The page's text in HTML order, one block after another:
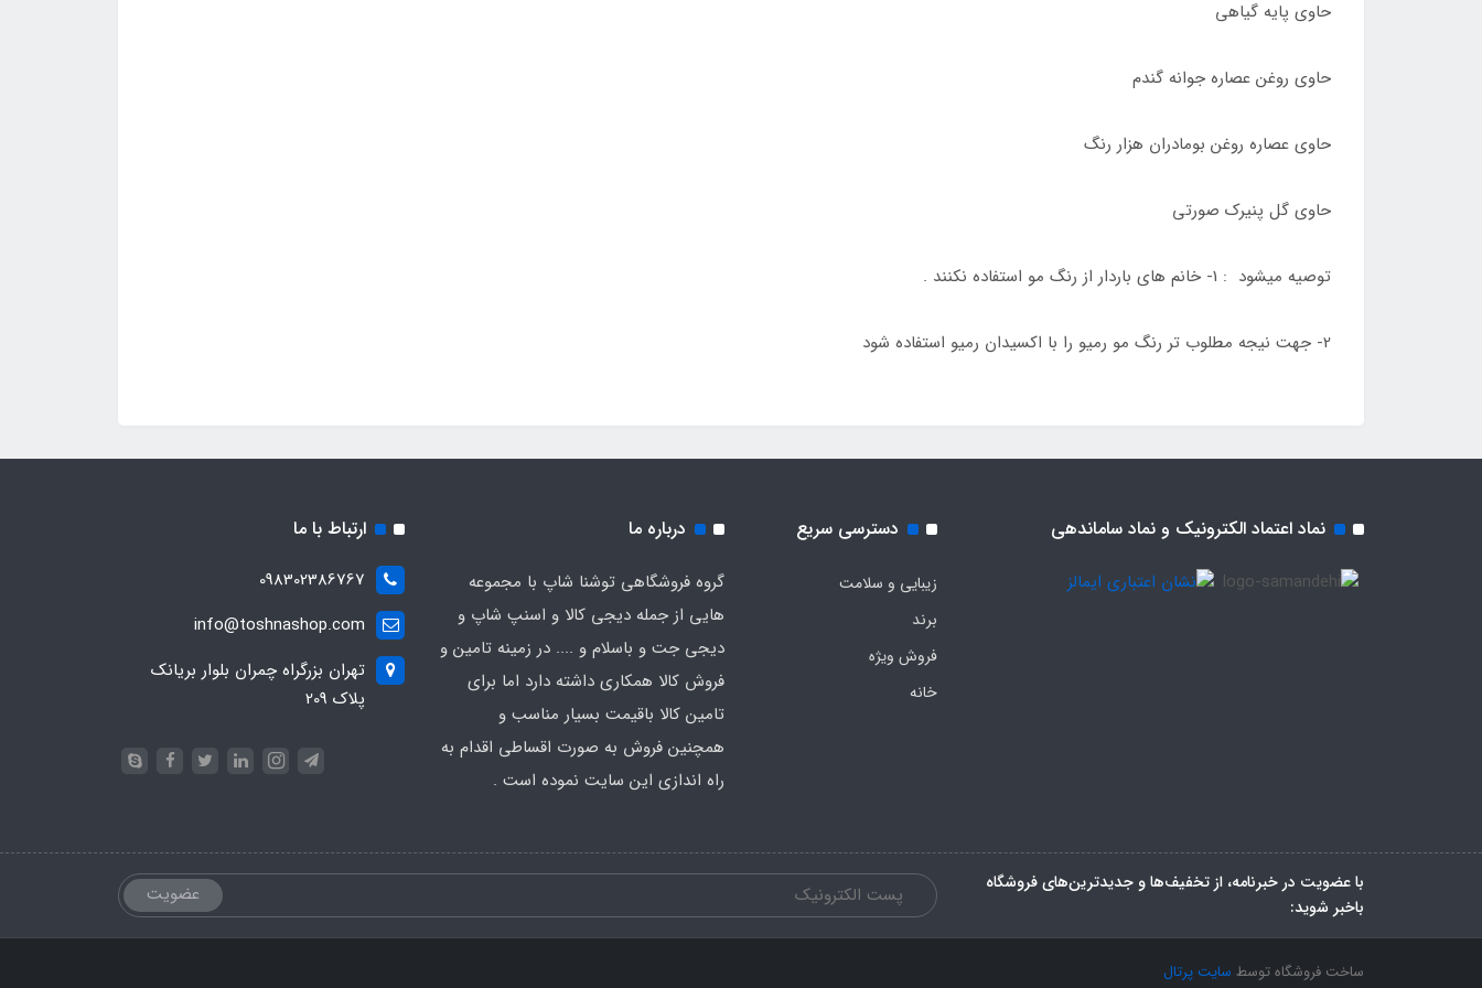
حاوی پایه گیاهی
حاوی روغن عصاره جوانه گندم
حاوی عصاره روغن بومادران هزار رنگ
حاوی گل پنیرک صورتی
توصیه میشود : 1- خانم های باردار از رنگ مو استفاده نکنند .
2- جهت نیجه مطلوب تر رنگ مو رمیو را با اکسیدان رمیو استفاده شود
نماد اعتماد الکترونیک و نماد ساماندهی دسترسی سریع
زیبایی و سلامت
برند
فروش ویژه
خانه
درباره ما
گروه فروشگاهی توشنا شاپ با مجموعه
هایی از جمله دیجی کالا و اسنپ شاپ و
دیجی جت و باسلام و .... در زمینه تامین و
فروش کالا همکاری داشته دارد اما برای
تامین کالا باقیمت بسیار مناسب و
همچنین فروش به صورت اقساطی اقدام به
راه اندازی این سایت نموده است .
ارتباط با ما
098302386767
info@toshnashop.com
تهران بزرگراه چمران بلوار بریانک
پلاک 209
با عضویت در خبرنامه، از تخفیف‌ها و جدیدترین‌های فروشگاه
باخبر شوید:
عضویت
ساخت فروشگاه توسط سایت پرتال